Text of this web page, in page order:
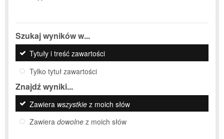
Szukaj wyników w...
Tytuły i treść zawartości
Tylko tytuł zawartości
Znajdź wyniki...
Zawiera wszystkie z moich słów
Zawiera dowolne z moich słów